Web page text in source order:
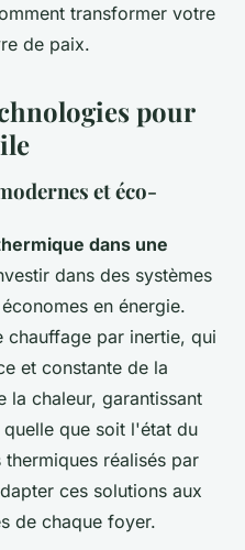
transformer votre
de paix.
pour
et éco-
dans une
dans des systèmes
en énergie.
chauffage par inertie, qui
et constante de la
la chaleur, garantissant
que soit l'état du
réalisés par
ces solutions aux
de chaque foyer.